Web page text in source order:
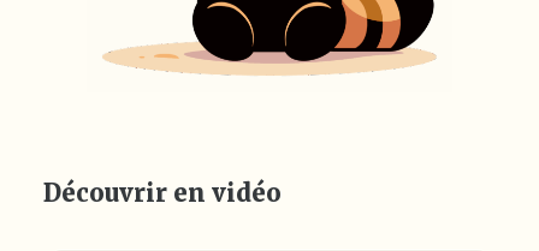
Découvrir en vidéo